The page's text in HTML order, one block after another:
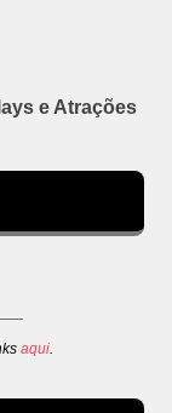
e Atrações
aqui.